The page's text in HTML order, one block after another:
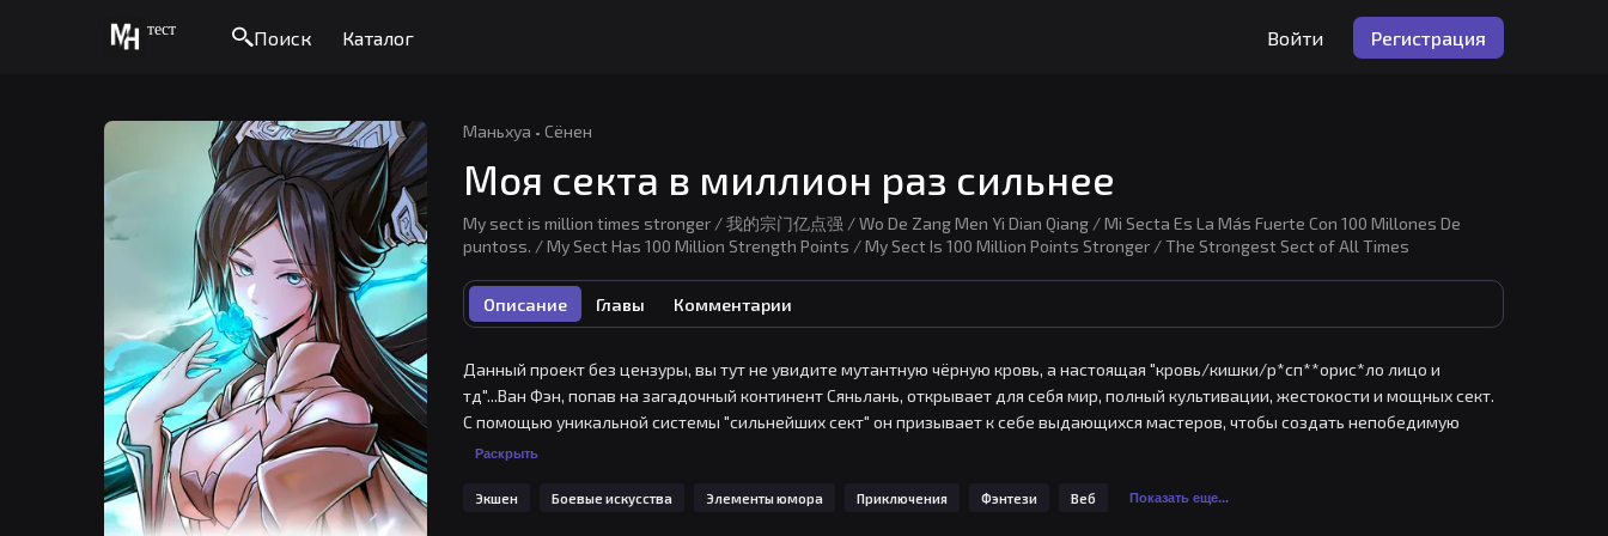
тест Поиск Каталог Войти Регистрация
Маньхуа · Сёнен
Моя секта в миллион раз сильнее
My sect is million times stronger / 我的宗门亿点强 / Wo De Zang Men Yi Dian Qiang / Mi Secta Es La Más Fuerte Con 100 Millones De
puntoss. / My Sect Has 100 Million Strength Points / My Sect Is 100 Million Points Stronger / The Strongest Sect of All Times
Описание Главы Комментарии
Данный проект без цензуры, вы тут не увидите мутантную чёрную кровь, а настоящая "кровь/кишки/р*сп**орис*ло лицо и
тд"...Ван Фэн, попав на загадочный континент Сяньлань, открывает для себя мир, полный культивации, жестокости и мощных сект.
С помощью уникальной системы "сильнейших сект" он призывает к себе выдающихся мастеров, чтобы создать непобедимую
секту. Его амбициозная цель — не просто сокрушить врагов, но и утвердить свою секту как величайшую на континенте. Однако на
Раскрыть
Экшен Боевые искусства Элементы юмора Приключения Фэнтези Веб Показать еще...